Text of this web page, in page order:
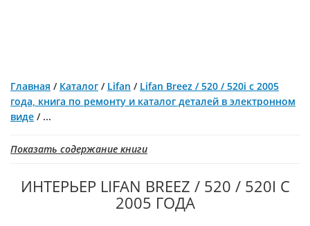
Главная / Каталог / Lifan / Lifan Breez / 520 / 520i с 2005
года, книга по ремонту и каталог деталей в электронном
виде / ...
Показать содержание книги
ИНТЕРЬЕР LIFAN BREEZ / 520 / 520I С
2005 ГОДА